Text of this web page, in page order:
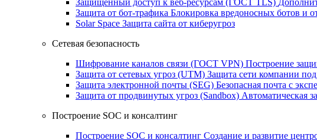
Защита от бот‑трафика Блокировка вредоносных ботов и
Solar Space Защита сайта от киберугроз
Сетевая безопасность
Шифрование каналов связи (ГОСТ VPN) Построение
Защита от сетевых угроз (UTM) Защита сети компании
Защита электронной почты (SEG) Безопасная почта с
Защита от продвинутых угроз (Sandbox) Автоматическая
Построение SOC и консалтинг
Построение SOC и консалтинг Создание и развитие